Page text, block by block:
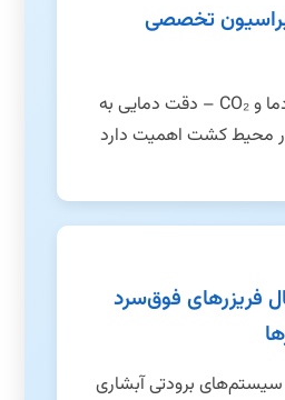
تخصصی
تمرکز بر یکنواختی دما و CO₂ – دقت دمایی به
در محیط کشت اهمیت دارد
فریزرهای فوق‌سرد
برودتی آبشاری